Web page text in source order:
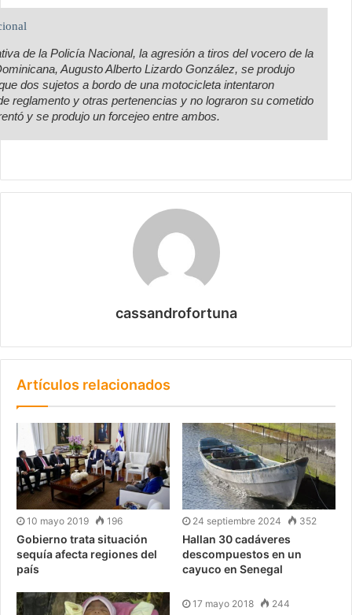
de la Policía Nacional, la agresión a tiros del vocero de la
Augusto Alberto Lizardo González, se produjo
dos sujetos a bordo de una motocicleta intentaron
reglamento y otras pertenencias y no lograron su cometido
y se produjo un forcejeo entre ambos.
cassandrofortuna
Artículos relacionados
10 mayo 2019 196
Gobierno trata situación
sequía afecta regiones del
país
24 septiembre 2024 352
Hallan 30 cadáveres
descompuestos en un
cayuco en Senegal
17 mayo 2018 244